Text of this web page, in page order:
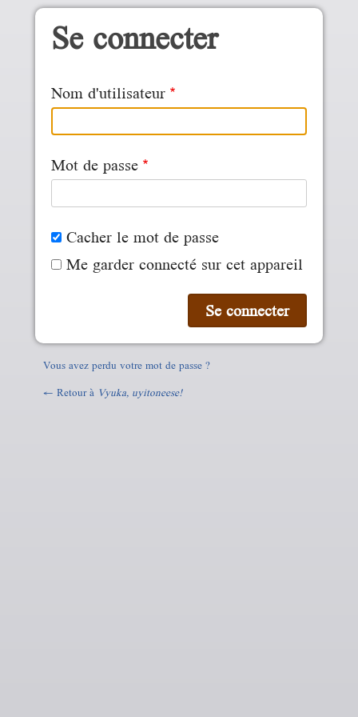
Aller au contenu principal
Se connecter
Nom d'utilisateur
Mot de passe
Cacher le mot de passe
Me garder connecté sur cet appareil
Vous avez perdu votre mot de passe ?
← Retour à Vyuka, uyitoneese!